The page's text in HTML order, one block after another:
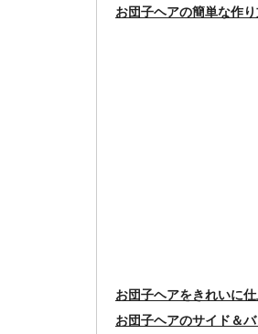
お団子ヘアの簡単な作
お団子ヘアをきれいに
お団子ヘアのサイド＆